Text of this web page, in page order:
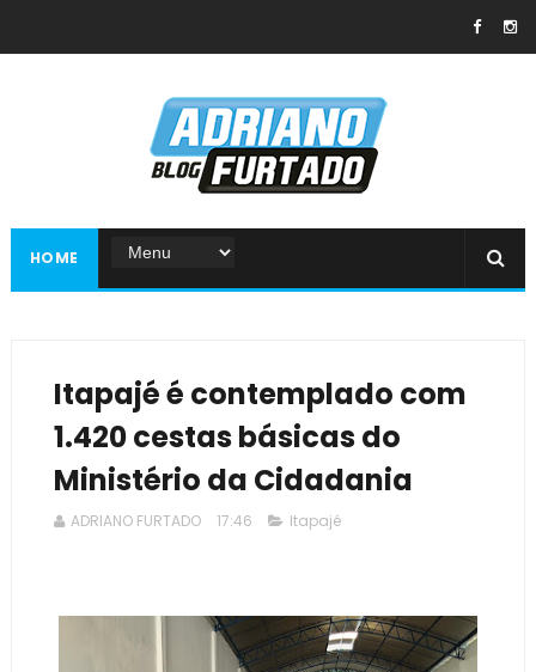
HOME
Itapajé é contemplado com
1.420 cestas básicas do
Ministério da Cidadania
ADRIANO FURTADO 17:46 Itapajé